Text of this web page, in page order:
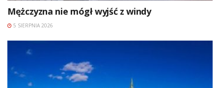
Mężczyzna nie mógł wyjść z windy
5 SIERPNIA 2026